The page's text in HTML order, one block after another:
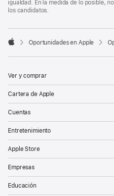
igualdad. En la medida de lo posible,
los candidatos.

Oportunidades en Apple
Ver y comprar
Cartera de Apple
Cuentas
Entretenimiento
Apple Store
Empresas
Educación